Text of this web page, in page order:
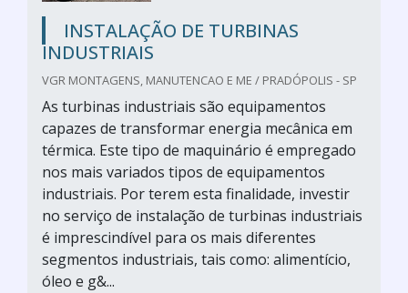
INSTALAÇÃO DE TURBINAS
INDUSTRIAIS
VGR MONTAGENS, MANUTENCAO E ME / PRADÓPOLIS - SP
As turbinas industriais são equipamentos
capazes de transformar energia mecânica em
térmica. Este tipo de maquinário é empregado
nos mais variados tipos de equipamentos
industriais. Por terem esta finalidade, investir
no serviço de instalação de turbinas industriais
é imprescindível para os mais diferentes
segmentos industriais, tais como: alimentício,
óleo e g&...